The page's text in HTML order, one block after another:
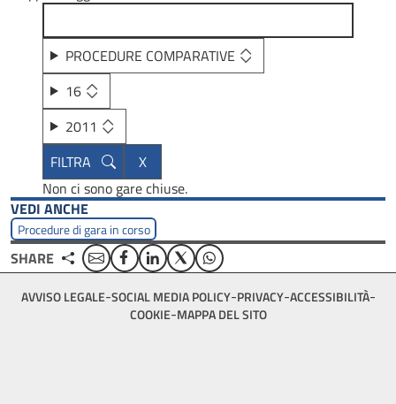
PROCEDURE COMPARATIVE
16
2011
Non ci sono gare chiuse.
VEDI ANCHE
Procedure di gara in corso
SHARE EmailFacebookLinkedinTwitterWhatsApp
Footer
bottom
AVVISO LEGALE SOCIAL MEDIA POLICY PRIVACY ACCESSIBILITÀ
COOKIE MAPPA DEL SITO